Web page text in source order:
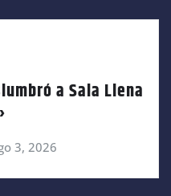
a Sala Llena
3, 2026